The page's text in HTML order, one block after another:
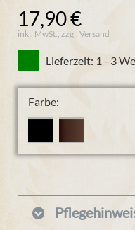
17,90 €
inkl. MwSt., zzgl. Versand
Lieferzeit: 1 - 3
Farbe: